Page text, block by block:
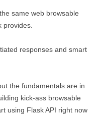
same web browsable
provides.
responses and smart
the fundamentals are in
kick-ass browsable
using Flask API right now